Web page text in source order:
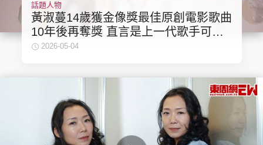
話題人物
黃淑蔓14歲獲金像獎最佳原創電影歌曲
10年後再奪獎 直言是上一代歌手可叫
「師姐」
2026-05-04